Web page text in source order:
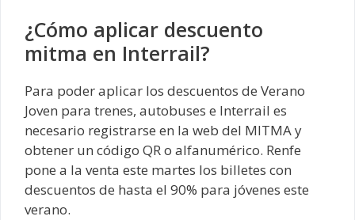
¿Cómo aplicar descuento
mitma en Interrail?
Para poder aplicar los descuentos de Verano
Joven para trenes, autobuses e Interrail es
necesario registrarse en la web del MITMA y
obtener un código QR o alfanumérico. Renfe
pone a la venta este martes los billetes con
descuentos de hasta el 90% para jóvenes este
verano.